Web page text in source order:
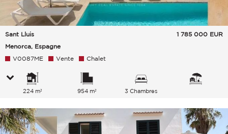
Sant Lluis
Menorca, Espagne
1 785 000 EUR
V0087ME Vente Chalet
224 m² 954 m² 3 Chambres